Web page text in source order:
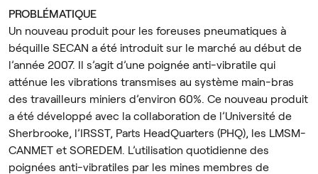
PROBLÉMATIQUE
Un nouveau produit pour les foreuses pneumatiques à
béquille SECAN a été introduit sur le marché au début de
l’année 2007. Il s’agit d’une poignée anti-vibratile qui
atténue les vibrations transmises au système main-bras
des travailleurs miniers d’environ 60%. Ce nouveau produit
a été développé avec la collaboration de l’Université de
Sherbrooke, l’IRSST, Parts HeadQuarters (PHQ), les LMSM-
CANMET et SOREDEM. L’utilisation quotidienne des
poignées anti-vibratiles par les mines membres de